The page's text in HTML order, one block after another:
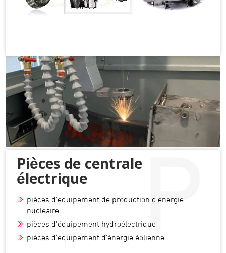
P
Pièces de centrale
électrique
pièces d'équipement de production d'énergie
nucléaire
pièces d'équipement hydroélectrique
pièces d'équipement d'énergie éolienne